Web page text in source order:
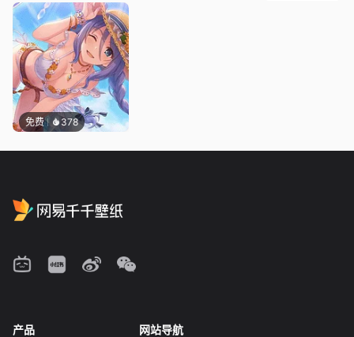
免费 378
产品 网站导航